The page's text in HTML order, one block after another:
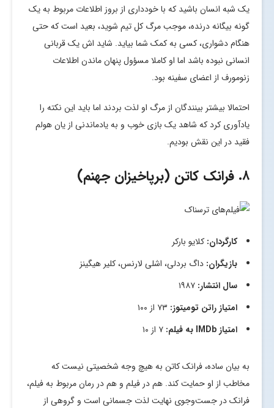
یک شبه انسان باشید که با خودداری از بروز اطلاعات مربوط به یک
گونه بیگانه درنده، موجب مرگ کل تیم شوید، بعید است که حتی
هنگام دشواری، کسی به کمک شما بیاید. شاید اش یک قربانی
انسانی نبوده باشد اما او کاملا مسؤول پنهان ماندن اطلاعات
زنومورف از اعضای سفینه بود.
احتمالا بیشتر بینندگان از مرگ او لذت بردند اما باید این نکته را
یادآوری کرد که شاهد یک بازی خوب و به یادماندنی از یان هولم
فقید در این نقش بودیم.
۸. فرانک کاتن (برپاخیزان جهنم)
کارگردان: کلایو بارکر
بازیگران: داگ بردلی، اشلی لارنس، کلیر هیگینز
سال انتشار:
امتیاز راتن تومیتوز:
امتیاز IMDb به فیلم:
به بیان ساده، فرانک کاتن به هیچ وجه شخصیتی نیست که
مخاطب از او حمایت کند. هم در فیلم و هم در رمان مربوط به فیلم،
فرانک در جست‌وجوی نهایت لذت جسمانی است و گروهی از